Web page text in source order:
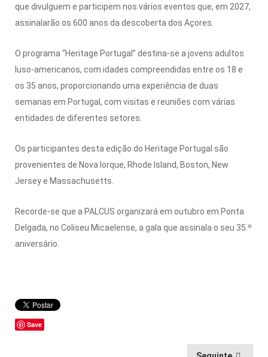
que divulguem e participem nos vários eventos que, em 2027,
assinalarão os 600 anos da descoberta dos Açores.
O programa “Heritage Portugal” destina-se a jovens adultos
luso-americanos, com idades compreendidas entre os 18 e
os 35 anos, proporcionando uma experiência de duas
semanas em Portugal, com visitas e reuniões com várias
entidades de diferentes setores.
Os participantes desta edição do Heritage Portugal são
provenientes de Nova Iorque, Rhode Island, Boston, New
Jersey e Massachusetts.
Recorde-se que a PALCUS organizará em outubro em Ponta
Delgada, no Coliseu Micaelense, a gala que assinala o seu 35.º
aniversário.
Save